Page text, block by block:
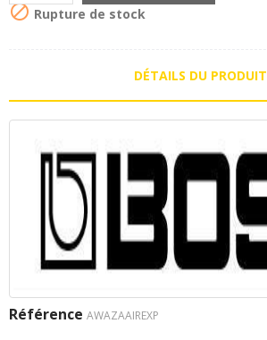
 Rupture de stock
DÉTAILS DU PRODUIT
Référence AWAZAAIREXP